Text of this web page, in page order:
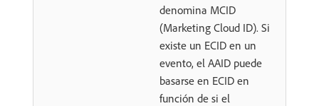
denomina MCID
(Marketing Cloud ID). Si
existe un ECID en un
evento, el AAID puede
basarse en ECID en
función de si el